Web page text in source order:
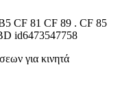
για κινητά